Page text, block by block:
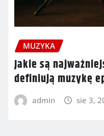
MUZYKA
Jakie są
definiują muzykę
admin sie 3,